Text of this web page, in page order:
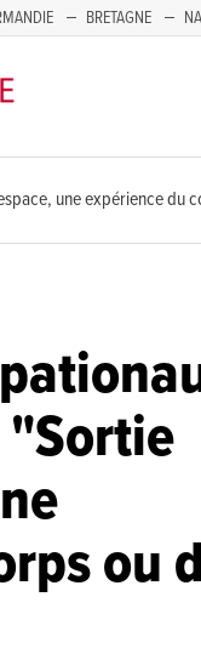
BRETAGNE
une expérience du
ou